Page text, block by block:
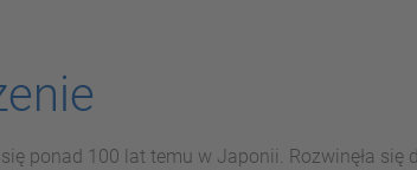
ponad 100 lat temu w Japonii. Rozwinęła